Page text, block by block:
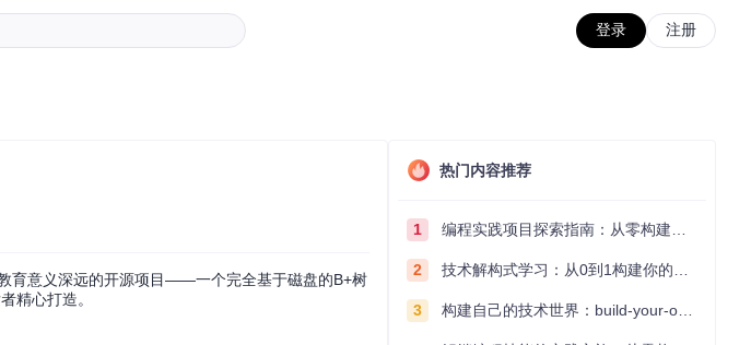
登录 注册
育意义深远的开源项目——一个完全基于磁盘的B+树
精心打造。
热门内容推荐
1 编程实践项目探索指南：从零构建技术能力体系
2 技术解构式学习：从0到1构建你的编程知识体系
3 构建自己的技术世界：build-your-own-x项目的实践探索指南